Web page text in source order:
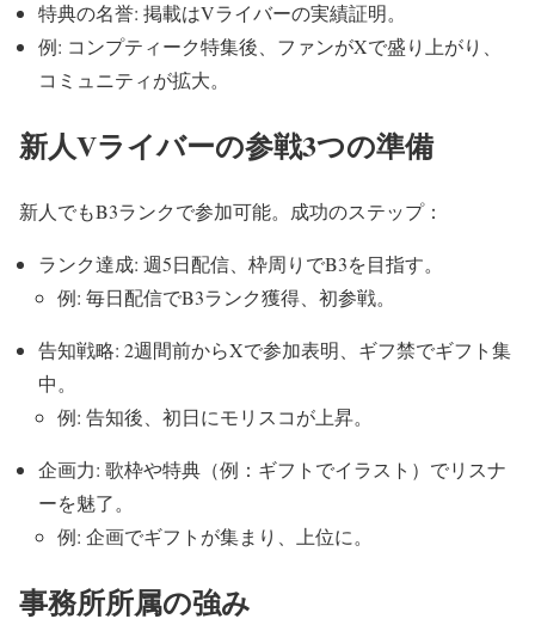
特典の名誉: 掲載はVライバーの実績証明。
例: コンプティーク特集後、ファンがXで盛り上がり、
コミュニティが拡大。
新人Vライバーの参戦3つの準備
新人でもB3ランクで参加可能。成功のステップ：
ランク達成: 週5日配信、枠周りでB3を目指す。
例: 毎日配信でB3ランク獲得、初参戦。
告知戦略: 2週間前からXで参加表明、ギフ禁でギフト集
中。
例: 告知後、初日にモリスコが上昇。
企画力: 歌枠や特典（例：ギフトでイラスト）でリスナ
ーを魅了。
例: 企画でギフトが集まり、上位に。
事務所所属の強み